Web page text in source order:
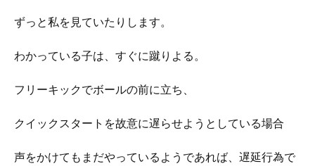
ずっと私を見ていたりします。
わかっている子は、すぐに蹴りよる。
フリーキックでボールの前に立ち、
クイックスタートを故意に遅らせようとしている場合
声をかけてもまだやっているようであれば、遅延行為で